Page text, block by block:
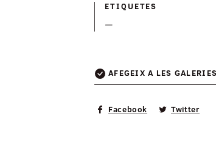
ETIQUETES
—
AFEGEIX A LES
Facebook Twitter